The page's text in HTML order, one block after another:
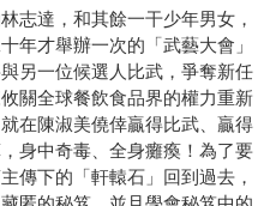
志達，和其餘一干少年男女，
年才舉辦一次的「武藝大會」
另一位候選人比武，爭奪新任
關全球餐飲食品界的權力重新
在陳淑美僥倖贏得比武、贏得
身中奇毒、全身癱瘓！為了要
傳下的「軒轅石」回到過去，